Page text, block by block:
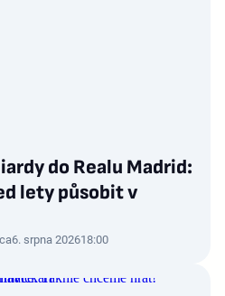
do Realu Madrid:
lety působit v
6. srpna 202618:00